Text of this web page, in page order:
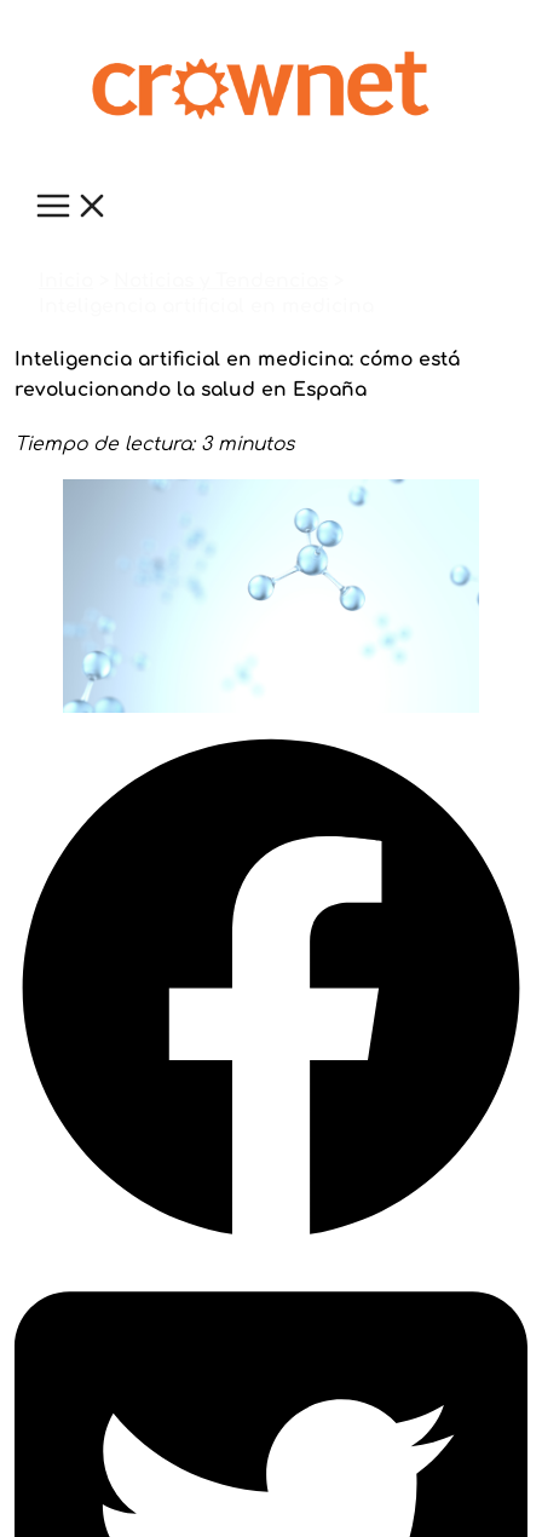
contenido
Inteligencia artificial en medicina: cómo está
revolucionando la salud en España
Tiempo de lectura: 3 minutos